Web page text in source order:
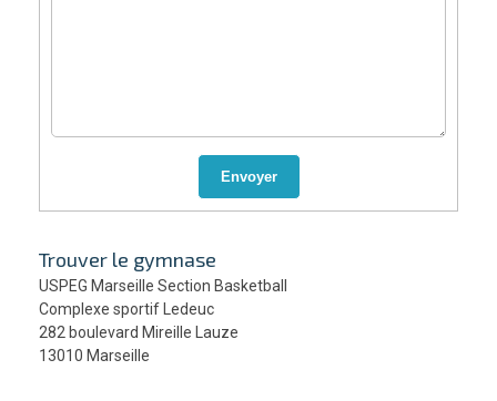
Envoyer
Trouver le gymnase
USPEG Marseille Section Basketball
Complexe sportif Ledeuc
282 boulevard Mireille Lauze
13010 Marseille